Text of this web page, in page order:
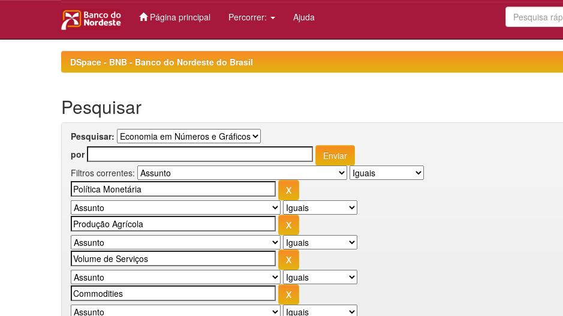
Página principal Percorrer: Ajuda
DSpace - BNB - Banco do Nordeste do Brasil
Pesquisar
Pesquisar:
por
Filtros correntes: